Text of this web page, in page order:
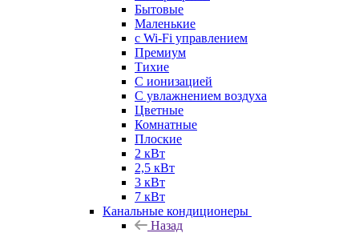
Бытовые
Маленькие
с Wi-Fi управлением
Премиум
Тихие
С ионизацией
С увлажнением воздуха
Цветные
Комнатные
Плоские
2 кВт
2,5 кВт
3 кВт
7 кВт
Канальные кондиционеры
Назад